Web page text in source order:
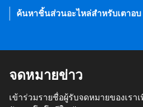
ค้นหาชิ้นส่วนอะไหล่สำหรับเตาอ
จดหมายข่าว
เข้าร่วมรายชื่อผู้รับจดหมายของเรา